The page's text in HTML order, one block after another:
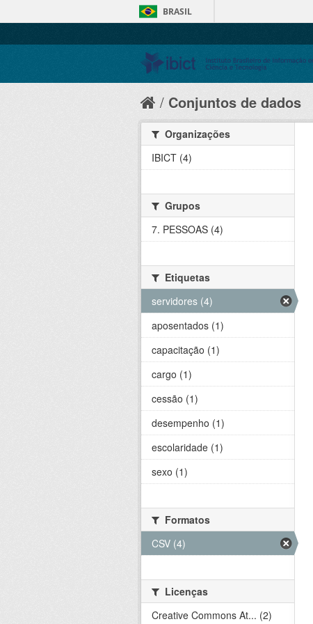
BRASIL
Conjuntos de dados
Organizações
IBICT (4)
Grupos
7. PESSOAS (4)
Etiquetas
servidores (4)
aposentados (1)
capacitação (1)
cargo (1)
cessão (1)
desempenho (1)
escolaridade (1)
sexo (1)
Formatos
CSV (4)
Licenças
Creative Commons At... (2)